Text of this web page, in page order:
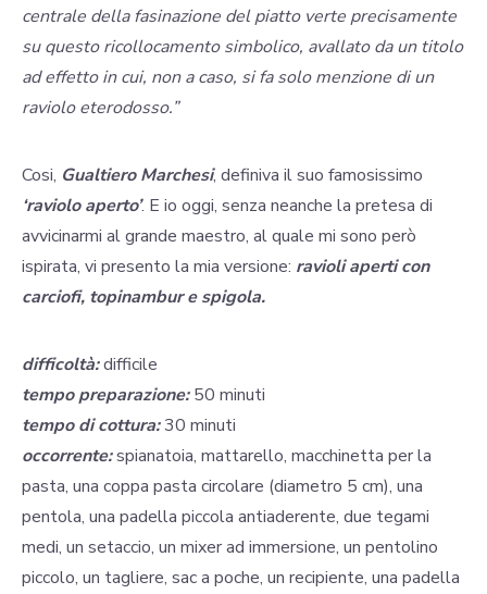
centrale della fasinazione del piatto verte precisamente
su questo ricollocamento simbolico, avallato da un titolo
ad effetto in cui, non a caso, si fa solo menzione di un
raviolo eterodosso.”
Cosi, Gualtiero Marchesi, definiva il suo famosissimo
‘raviolo aperto’. E io oggi, senza neanche la pretesa di
avvicinarmi al grande maestro, al quale mi sono però
ispirata, vi presento la mia versione: ravioli aperti con
carciofi, topinambur e spigola.
difficoltà:difficile
tempo preparazione:50 minuti
tempo di cottura:30 minuti
occorrente:spianatoia, mattarello, macchinetta per la
pasta, una coppa pasta circolare (diametro 5 cm), una
pentola, una padella piccola antiaderente, due tegami
medi, un setaccio, un mixer ad immersione, un pentolino
piccolo, un tagliere, sac a poche, un recipiente, una padella